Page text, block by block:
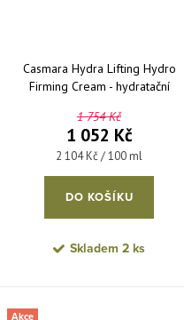
Casmara Hydra Lifting Hydro
Firming Cream - hydratační
1 754 Kč
1 052 Kč
Měrná cena:
2 104 Kč / 100 ml
DO KOŠÍKU
Skladem 2 ks
Akce